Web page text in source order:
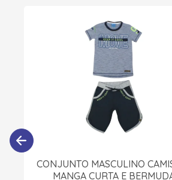
CONJUNTO MASCULINO
MANGA CURTA E